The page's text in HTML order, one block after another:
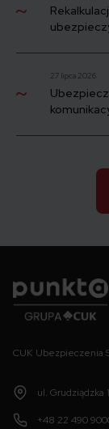
27 lipca 2026
CUK Ubezpieczenia
ul. Grudziądzka
+48 22 490